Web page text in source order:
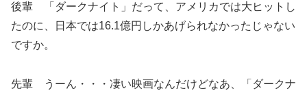
後輩 「ダークナイト」だって、アメリカでは大ヒットし
たのに、日本では16.1億円しかあげられなかったじゃない
ですか。
先輩 うーん・・・凄い映画なんだけどなあ、「ダークナ